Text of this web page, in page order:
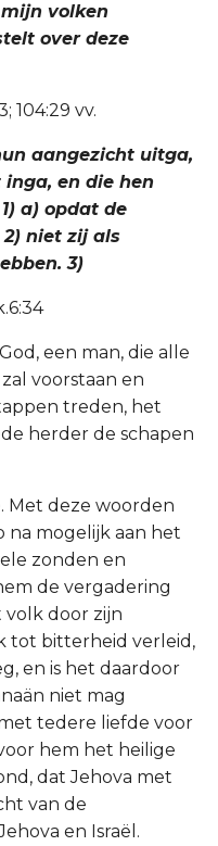
volken
over deze
104:29 vv.
aangezicht uitga,
en die hen
a) opdat de
niet zij als
3)
een man, die alle
voorstaan en
treden, het
herder de schapen
Met deze woorden
na mogelijk aan het
zonden en
de vergadering
volk door zijn
tot bitterheid verleid,
en is het daardoor
niet mag
tedere liefde voor
hem het heilige
dat Jehova met
van de
en Israël.